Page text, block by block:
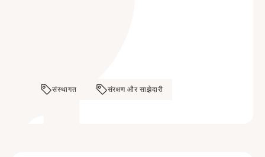
संस्थागत संरक्षण और साझेदारी